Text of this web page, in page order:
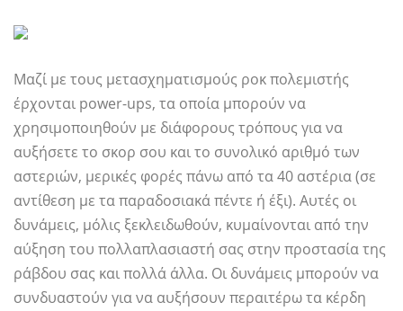
Μαζί με τους μετασχηματισμούς ροκ πολεμιστής
έρχονται power-ups, τα οποία μπορούν να
χρησιμοποιηθούν με διάφορους τρόπους για να
αυξήσετε το σκορ σου και το συνολικό αριθμό των
αστεριών, μερικές φορές πάνω από τα 40 αστέρια (σε
αντίθεση με τα παραδοσιακά πέντε ή έξι). Αυτές οι
δυνάμεις, μόλις ξεκλειδωθούν, κυμαίνονται από την
αύξηση του πολλαπλασιαστή σας στην προστασία της
ράβδου σας και πολλά άλλα. Οι δυνάμεις μπορούν να
συνδυαστούν για να αυξήσουν περαιτέρω τα κέρδη